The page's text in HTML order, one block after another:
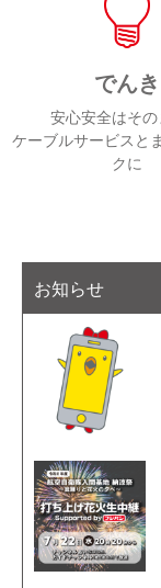
でんき
安心安全はその
ケーブルサービスと
クに
お知らせ